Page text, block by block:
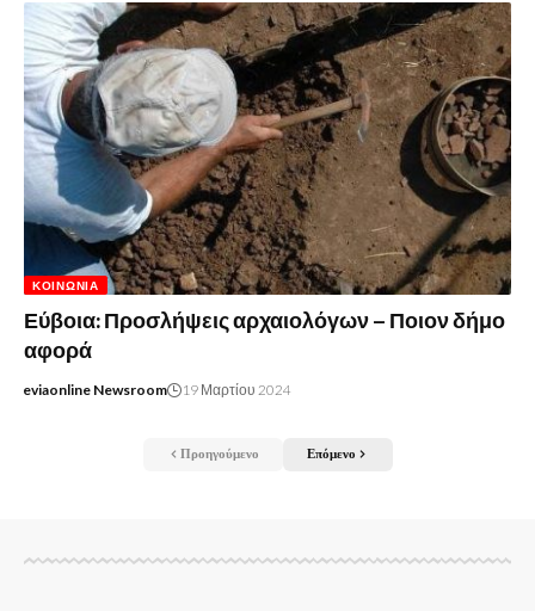
ΚΟΙΝΩΝΊΑ
Εύβοια: Προσλήψεις αρχαιολόγων – Ποιον δήμο
αφορά
eviaonline Newsroom 19 Μαρτίου 2024
Προηγούμενο Επόμενο